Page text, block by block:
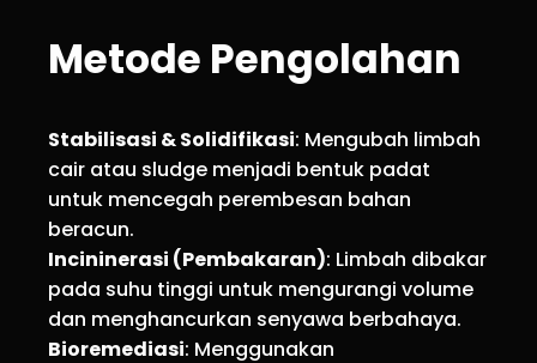
Metode Pengolahan
Stabilisasi & Solidifikasi: Mengubah limbah
cair atau sludge menjadi bentuk padat
untuk mencegah perembesan bahan
beracun.
Incininerasi (Pembakaran): Limbah dibakar
pada suhu tinggi untuk mengurangi volume
dan menghancurkan senyawa berbahaya.
Bioremediasi: Menggunakan